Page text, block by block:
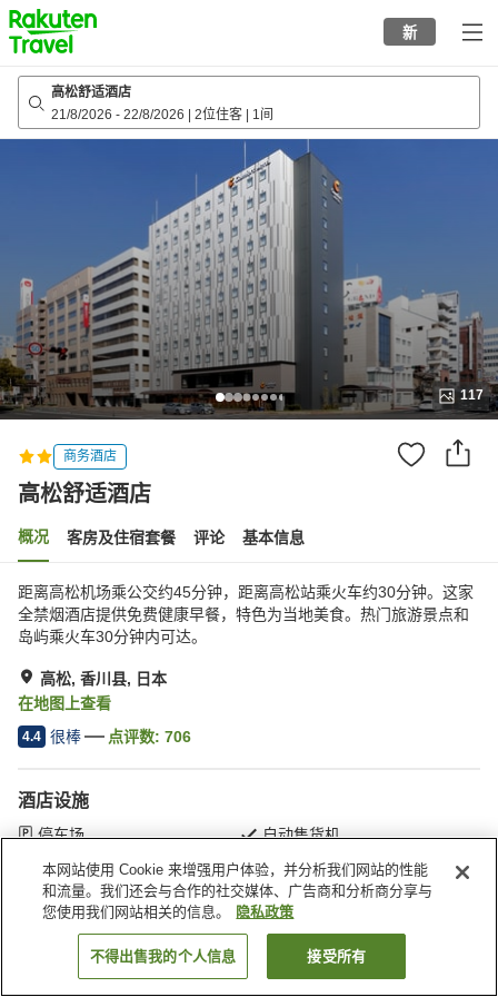
to
top
page
新
高松舒适酒店
21/8/2026 - 22/8/2026 2位住客 1间
117
商务酒店
高松舒适酒店
概况 客房及住宿套餐 评论 基本信息
距离高松机场乘公交约45分钟，距离高松站乘火车约30分钟。这家
全禁烟酒店提供免费健康早餐，特色为当地美食。热门旅游景点和
岛屿乘火车30分钟内可达。
高松, 香川县, 日本
在地图上查看
4.4 很棒 点评数: 706
酒店设施
停车场
自动售货机
首页 日本 香川县 高松 高松舒适酒店
搜索客房
本网站使用 Cookie 来增强用户体验，并分析我们网站的性能
和流量。我们还会与合作的社交媒体、广告商和分析商分享与
您使用我们网站相关的信息。
隐私政策
不得出售我的个人信息 接受所有